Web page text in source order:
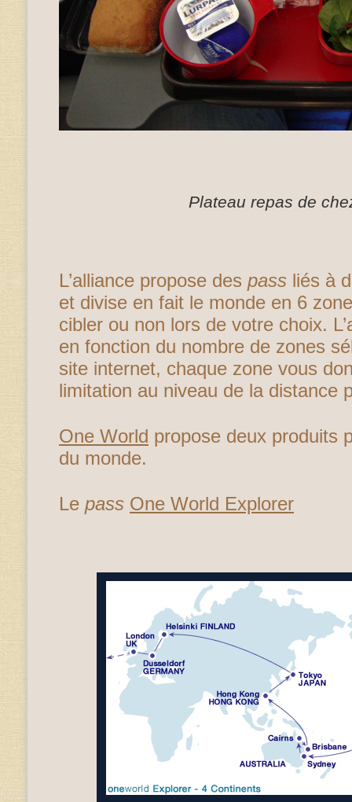
Plateau repas de
L’alliance propose des pass liés à
et divise en fait le monde en 6
cibler ou non lors de votre choix.
en fonction du nombre de zones
site internet, chaque zone vous
limitation au niveau de la distance
One World propose deux produits
du monde.
Le pass One World Explorer